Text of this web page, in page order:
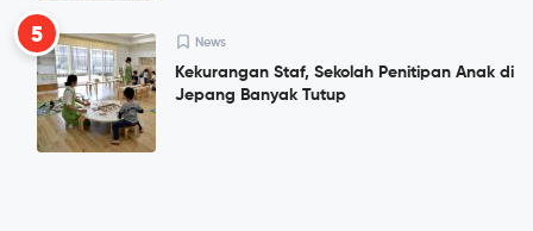
5 News
Kekurangan Staf, Sekolah Penitipan Anak di
Jepang Banyak Tutup